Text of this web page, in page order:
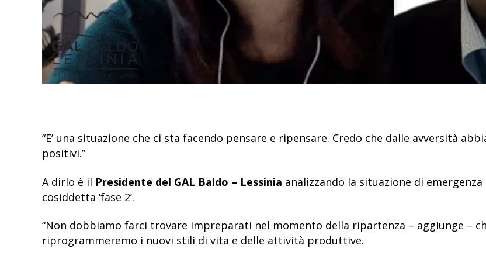
“E’ una situazione che ci sta facendo pensare e ripensare. Credo che dalle avversità
positivi.”
A dirlo è il Presidente del GAL Baldo – Lessinia analizzando la situazione di
cosiddetta ‘fase 2’.
“Non dobbiamo farci trovare impreparati nel momento della ripartenza – aggiunge –
riprogrammeremo i nuovi stili di vita e delle attività produttive.